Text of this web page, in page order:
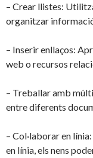
– Crear llistes:
organitzar
– Inserir enllaços:
web o recursos
– Treballar amb
entre diferents
– Col·laborar en
en línia, els nens